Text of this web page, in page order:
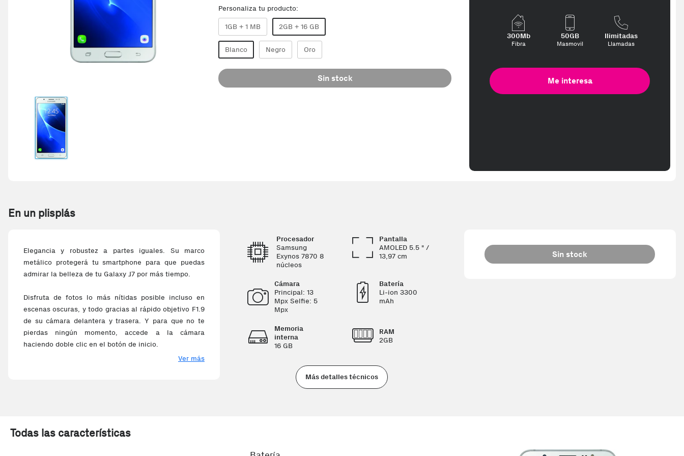
Personaliza tu producto:
1GB + 1 MB 2GB + 16 GB
Blanco Negro Oro
Sin stock
300Mb
Fibra
50GB
Masmovil
Ilimitadas
Llamadas
Me interesa
En un plisplás
Elegancia y robustez a partes iguales. Su marco
metálico protegerá tu smartphone para que puedas
admirar la belleza de tu Galaxy J7 por más tiempo.
Disfruta de fotos lo más nítidas posible incluso en
escenas oscuras, y todo gracias al rápido objetivo F1.9
de su cámara delantera y trasera. Y para que no te
pierdas ningún momento, accede a la cámara
haciendo doble clic en el botón de inicio.
totalmente fluida por más tiempo gracias a su batería
Ver más
Procesador
Samsung
Exynos 7870 8
núcleos
Pantalla
AMOLED 5.5 " /
13,97 cm
Cámara
Principal: 13
Mpx Selfie: 5
Mpx
Batería
Li-ion 3300
mAh
Memoria
interna
16 GB
RAM
2GB
Más detalles técnicos
Sin stock
Todas las características